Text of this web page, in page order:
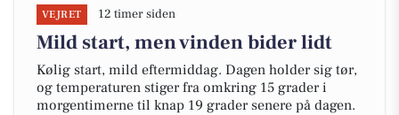
VEJRET 12 timer siden
Mild start, men vinden bider lidt
Kølig start, mild eftermiddag. Dagen holder sig tør,
og temperaturen stiger fra omkring 15 grader i
morgentimerne til knap 19 grader senere på dagen.